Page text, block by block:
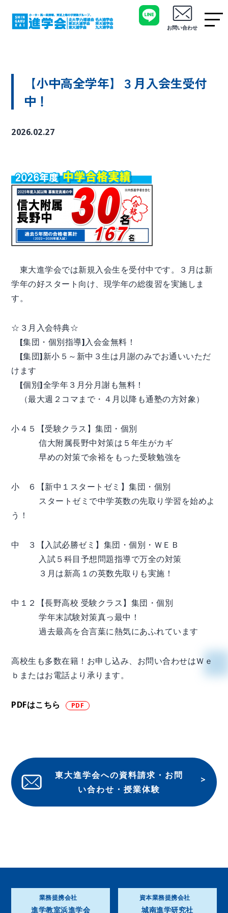
お問い合わせ
【小中高全学年】３月入会生受付
中！
2026.02.27
東大進学会では新規入会生を受付中です。３月は新
学年の好スタート向け、現学年の総復習を実施しま
す。
☆３月入会特典☆
[集団・個別指導]入会金無料！
[集団]新小５～新中３生は月謝のみでお通いいただ
けます
[個別]全学年３月分月謝も無料！
（最大週２コマまで・４月以降も通塾の方対象）
小４５【受験クラス】集団・個別
信大附属長野中対策は５年生がカギ
早めの対策で余裕をもった受験勉強を
小 ６【新中１スタートゼミ】集団・個別
スタートゼミで中学英数の先取り学習を始めよ
う！
中 ３【入試必勝ゼミ】集団・個別・ＷＥＢ
入試５科目予想問題指導で万全の対策
３月は新高１の英数先取りも実施！
中１２【長野高校 受験クラス】集団・個別
学年末試験対策真っ最中！
過去最高を合言葉に熱気にあふれています
高校生も多数在籍！お申し込み、お問い合わせはＷｅ
ｂまたはお電話より承ります。
PDFはこちら
東大進学会への資料請求・お問
い合わせ・授業体験
業務提携会社
進学教室浜進学会
資本業務提携会社
城南進学研究社